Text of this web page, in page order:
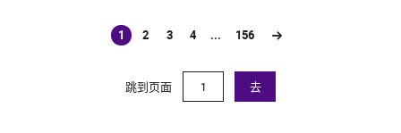
1
(current)
2 3 4 ... 156
跳到页面 去